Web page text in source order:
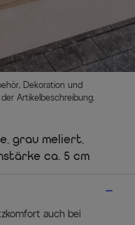
Dekoration und
Artikelbeschreibung.
grau meliert,
ca. 5 cm
auch bei